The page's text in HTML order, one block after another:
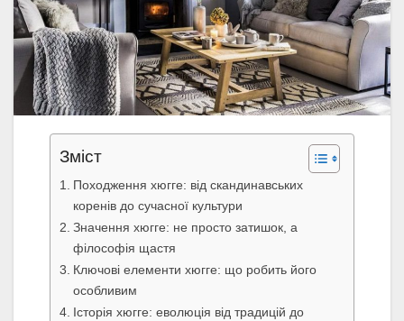
Зміст
Походження хюгге: від скандинавських
коренів до сучасної культури
Значення хюгге: не просто затишок, а
філософія щастя
Ключові елементи хюгге: що робить його
особливим
Історія хюгге: еволюція від традицій до